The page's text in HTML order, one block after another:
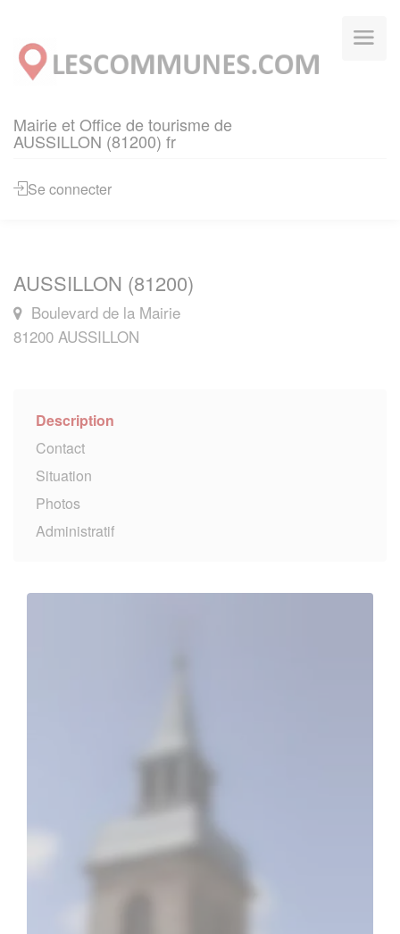
Mairie et Office de tourisme de
AUSSILLON (81200) fr
Se connecter
AUSSILLON (81200)
Boulevard de la Mairie
81200 AUSSILLON
Description
Contact
Situation
Photos
Administratif